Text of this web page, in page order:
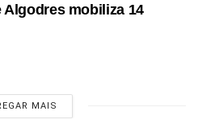
mobiliza 14
MAIS